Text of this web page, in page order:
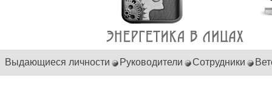
Выдающиеся личности Руководители Сотрудники